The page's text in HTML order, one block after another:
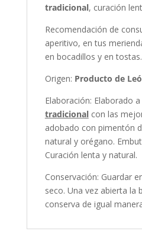
tradicional, curación
Recomendación de
aperitivo, en tus
en bocadillos y en tostas.
Origen: Producto de
Elaboración: Elaborado
tradicionalcon las
adobado con pimentón
natural y orégano.
Curación lenta y natural.
Conservación: Guardar
seco. Una vez abierta la
conserva de igual